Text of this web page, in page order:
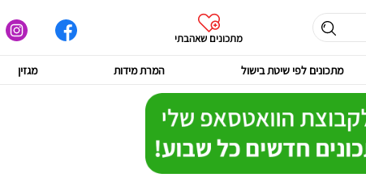
מתכונים שאהבתי
מתכונים לפי שיטת בישול המרת מידות מגזין